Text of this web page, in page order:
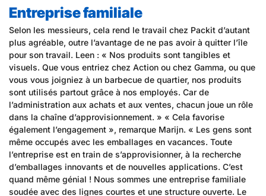
Entreprise familiale
Selon les messieurs, cela rend le travail chez Packit d’autant
plus agréable, outre l’avantage de ne pas avoir à quitter l’île
pour son travail. Leen : « Nos produits sont tangibles et
visuels. Que vous entriez chez Action ou chez Gamma, ou que
vous vous joigniez à un barbecue de quartier, nos produits
sont utilisés partout grâce à nos employés. Car de
l’administration aux achats et aux ventes, chacun joue un rôle
dans la chaîne d’approvisionnement. » « Cela favorise
également l’engagement », remarque Marijn. « Les gens sont
même occupés avec les emballages en vacances. Toute
l’entreprise est en train de s’approvisionner, à la recherche
d’emballages innovants et de nouvelles applications. C’est
quand même génial ! Nous sommes une entreprise familiale
soudée avec des lignes courtes et une structure ouverte. Le